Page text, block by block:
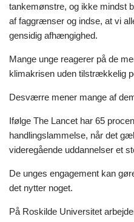
tankemønstre, og ikke mindst
af faggrænser og indse, at vi
gensidig afhængighed.
Mange unge reagerer på de
klimakrisen uden tilstrækkelig
Desværre mener mange af
Ifølge The Lancet har 65
handlingslammelse, når det
videregående uddannelser et
De unges engagement kan
det nytter noget.
På Roskilde Universitet